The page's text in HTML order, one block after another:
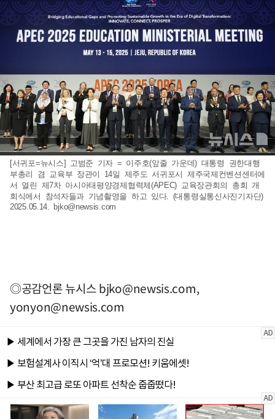
[서귀포=뉴시스] 고범준 기자 = 이주호(앞줄 가운데) 대통령 권한대행
부총리 겸 교육부 장관이 14일 제주도 서귀포시 제주국제컨벤션센터에
서 열린 제7차 아시아태평양경제협력체(APEC) 교육장관회의 총회 개
회식에서 참석자들과 기념촬영을 하고 있다. (대통령실통신사진기자단)
2025.05.14. bjko@newsis.com
◎공감언론 뉴시스bjko@newsis.com,
yonyon@newsis.com